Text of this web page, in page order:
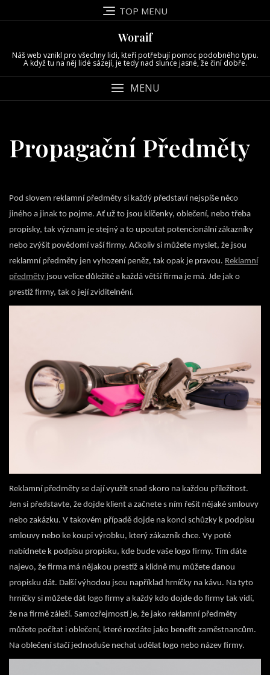
to
TOP MENU
Woraif
Náš web vznikl pro všechny lidi, kteří potřebují pomoc podobného typu.
A když tu na něj lidé sázejí, je tedy nad slunce jasné, že činí dobře.
MENU
Propagační Předměty
Pod slovem reklamní předměty si každý představí nejspíše něco
jiného a jinak to pojme. Ať už to jsou klíčenky, oblečení, nebo třeba
propisky, tak význam je stejný a to upoutat potencionální zákazníky
nebo zvýšit povědomí vaší firmy. Ačkoliv si můžete myslet, že jsou
reklamní předměty jen vyhození peněz, tak opak je pravou. Reklamní
předměty jsou velice důležité a každá větší firma je má. Jde jak o
prestiž firmy, tak o její zviditelnění.
Reklamní předměty se dají využít snad skoro na každou příležitost.
Jen si představte, že dojde klient a začnete s ním řešit nějaké smlouvy
nebo zakázku. V takovém případě dojde na konci schůzky k podpisu
smlouvy nebo ke koupi výrobku, který zákazník chce. Vy poté
nabídnete k podpisu propisku, kde bude vaše logo firmy. Tím dáte
najevo, že firma má nějakou prestiž a klidně mu můžete danou
propisku dát. Další výhodou jsou například hrníčky na kávu. Na tyto
hrníčky si můžete dát logo firmy a každý kdo dojde do firmy tak vidí,
že na firmě záleží. Samozřejmostí je, že jako reklamní předměty
můžete počítat i oblečení, které rozdáte jako benefit zaměstnancům.
Na oblečení stačí jednoduše nechat udělat logo nebo název firmy.